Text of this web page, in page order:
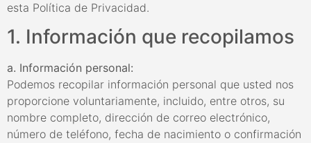
esta Política de Privacidad.
1. Información que recopilamos
a. Información personal:
Podemos recopilar información personal que usted nos
proporcione voluntariamente, incluido, entre otros, su
nombre completo, dirección de correo electrónico,
número de teléfono, fecha de nacimiento o confirmación